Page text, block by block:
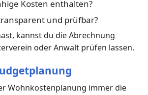
Kosten enthalten?
und prüfbar?
kannst du die Abrechnung
oder Anwalt prüfen lassen.
Wohnkostenplanung immer die